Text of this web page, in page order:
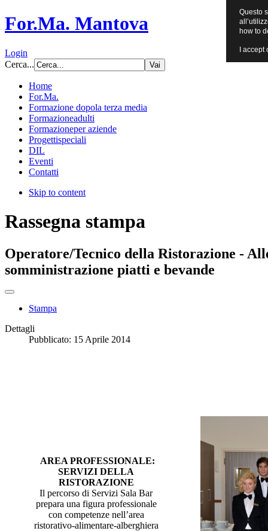
For.Ma. Mantova
Login
Cerca...
Home
For.Ma.
Formazione dopola terza media
Formazioneadulti
Formazioneper aziende
Progettispeciali
DIL
Eventi
Contatti
Skip to content
Rassegna stampa
Operatore/Tecnico della Ristorazione -
somministrazione piatti e bevande
Stampa
Dettagli
Pubblicato: 15 Aprile 2014
AREA PROFESSIONALE:
SERVIZI DELLA
RISTORAZIONE
Il percorso di Servizi Sala Bar
prepara una figura professionale
con competenze nell’area
ristorativo-alimentare-alberghiera
Questo
how to
I